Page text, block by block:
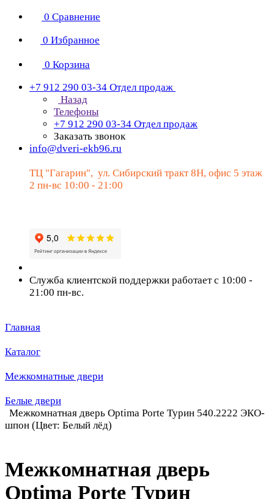
0 Сравнение
0 Избранное
0 Корзина
+7 912 290 03-34 Отдел продаж
Назад
Телефоны
+7 912 290 03-34 Отдел продаж
Заказать звонок
info@dveri-ekb96.ru
ТЦ "Гагарин", ул. Сибирский тракт 8Н, офис 5 этаж
2 пн-вс 10:00 - 21:00
Служба клиентской поддержки работает с 10:00 -
21:00 пн-вс.
Главная
Каталог
Межкомнатные двери
Белые двери
Межкомнатная дверь Optima Porte Турин 540.2222 ЭКО-
шпон (Цвет: Белый лёд)
Межкомнатная дверь
Optima Porte Турин